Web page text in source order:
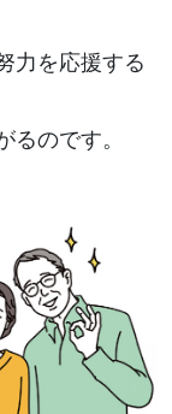
力を応援する
るのです。